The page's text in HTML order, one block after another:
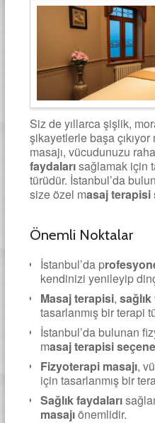
Siz de yıllarca şişlik,
şikayetlerle başa
masajı, vücudunuzu
faydalarısağlamak için
türüdür. İstanbul’da
size özel masaj terapisi
Önemli Noktalar
İstanbul’da p
kendinizi yenileyip
Masaj terapisi, sağlık
tasarlanmış bir terapi
İstanbul’da bulunan
masaj terapisi
Fizyoterapi masajı,
için tasarlanmış bir
Sağlık faydaları
masajıönemlidir.